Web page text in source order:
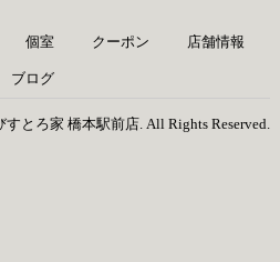
個室 クーポン 店舗情報
ブログ
とろ家 橋本駅前店. All Rights Reserved.